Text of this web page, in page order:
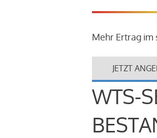
Mehr Ertrag
JETZT
WTS-